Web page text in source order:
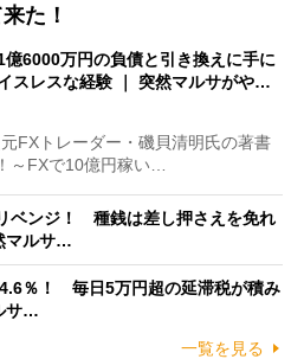
た！
億6000万円の負債と引き換えに手に
スレスな経験 ｜ 突然マルサがや…
FXトレーダー・磯貝清明氏の著書
～FXで10億円稼い…
ベンジ！ 種銭は差し押さえを免れ
マルサ…
％！ 毎日5万円超の延滞税が積み
サ…
一覧を見る